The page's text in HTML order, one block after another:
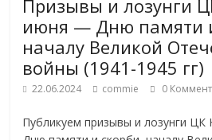
Призывы и лозунги
июня — Дню памяти
началу Великой
войны (1941-1945 гг)
22.06.2024 commie 0
Публикуем призывы и лозунги